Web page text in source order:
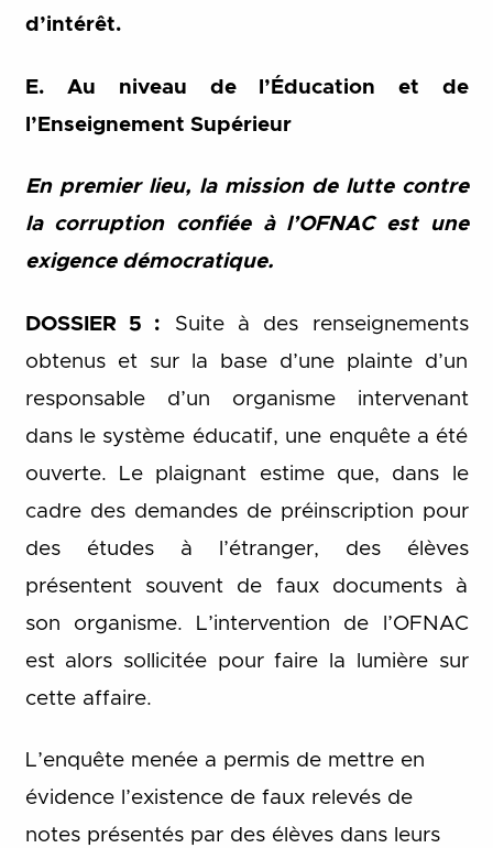
d’intérêt.
E. Au niveau de l’Éducation et de
l’Enseignement Supérieur
En premier lieu, la mission de lutte contre
la corruption confiée à l’OFNAC est une
exigence démocratique.
DOSSIER 5 : Suite à des renseignements
obtenus et sur la base d’une plainte d’un
responsable d’un organisme intervenant
dans le système éducatif, une enquête a été
ouverte. Le plaignant estime que, dans le
cadre des demandes de préinscription pour
des études à l’étranger, des élèves
présentent souvent de faux documents à
son organisme. L’intervention de l’OFNAC
est alors sollicitée pour faire la lumière sur
cette affaire.
L’enquête menée a permis de mettre en
évidence l’existence de faux relevés de
notes présentés par des élèves dans leurs